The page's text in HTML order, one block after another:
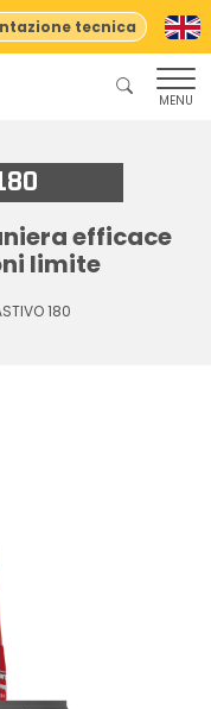
tecnica
MENU
efficace
limite
180